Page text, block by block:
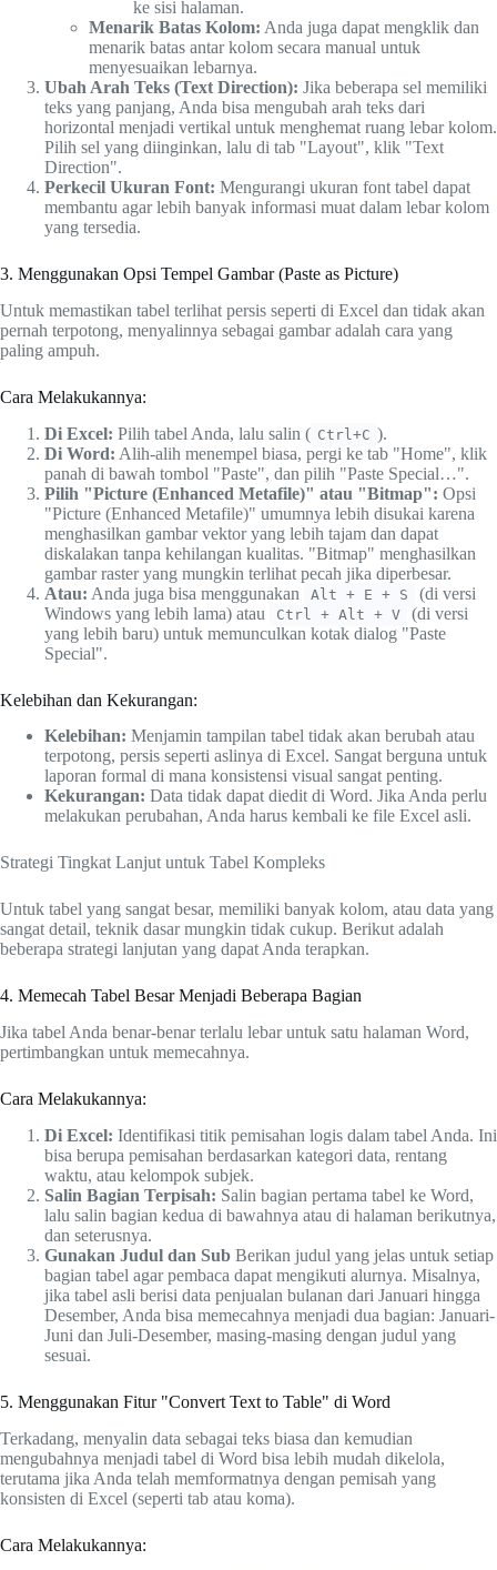
ke sisi halaman.
Menarik Batas Kolom: Anda juga dapat mengklik dan
menarik batas antar kolom secara manual untuk
menyesuaikan lebarnya.
Ubah Arah Teks (Text Direction): Jika beberapa sel memiliki
teks yang panjang, Anda bisa mengubah arah teks dari
horizontal menjadi vertikal untuk menghemat ruang lebar kolom.
Pilih sel yang diinginkan, lalu di tab "Layout", klik "Text
Direction".
Perkecil Ukuran Font: Mengurangi ukuran font tabel dapat
membantu agar lebih banyak informasi muat dalam lebar kolom
yang tersedia.
3. Menggunakan Opsi Tempel Gambar (Paste as Picture)
Untuk memastikan tabel terlihat persis seperti di Excel dan tidak akan
pernah terpotong, menyalinnya sebagai gambar adalah cara yang
paling ampuh.
Cara Melakukannya:
Di Excel: Pilih tabel Anda, lalu salin ( Ctrl+C ).
Di Word: Alih-alih menempel biasa, pergi ke tab "Home", klik
panah di bawah tombol "Paste", dan pilih "Paste Special…".
Pilih "Picture (Enhanced Metafile)" atau "Bitmap": Opsi
"Picture (Enhanced Metafile)" umumnya lebih disukai karena
menghasilkan gambar vektor yang lebih tajam dan dapat
diskalakan tanpa kehilangan kualitas. "Bitmap" menghasilkan
gambar raster yang mungkin terlihat pecah jika diperbesar.
Atau: Anda juga bisa menggunakan Alt + E + S
(di versi
Windows yang lebih lama) atau
Ctrl + Alt + V
(di versi
yang lebih baru) untuk memunculkan kotak dialog "Paste
Special".
Kelebihan dan Kekurangan:
Kelebihan: Menjamin tampilan tabel tidak akan berubah atau
terpotong, persis seperti aslinya di Excel. Sangat berguna untuk
laporan formal di mana konsistensi visual sangat penting.
Kekurangan: Data tidak dapat diedit di Word. Jika Anda perlu
melakukan perubahan, Anda harus kembali ke file Excel asli.
Strategi Tingkat Lanjut untuk Tabel Kompleks
Untuk tabel yang sangat besar, memiliki banyak kolom, atau data yang
sangat detail, teknik dasar mungkin tidak cukup. Berikut adalah
beberapa strategi lanjutan yang dapat Anda terapkan.
4. Memecah Tabel Besar Menjadi Beberapa Bagian
Jika tabel Anda benar-benar terlalu lebar untuk satu halaman Word,
pertimbangkan untuk memecahnya.
Cara Melakukannya:
Di Excel: Identifikasi titik pemisahan logis dalam tabel Anda. Ini
bisa berupa pemisahan berdasarkan kategori data, rentang
waktu, atau kelompok subjek.
Salin Bagian Terpisah: Salin bagian pertama tabel ke Word,
lalu salin bagian kedua di bawahnya atau di halaman berikutnya,
dan seterusnya.
Gunakan Judul dan Sub Berikan judul yang jelas untuk setiap
bagian tabel agar pembaca dapat mengikuti alurnya. Misalnya,
jika tabel asli berisi data penjualan bulanan dari Januari hingga
Desember, Anda bisa memecahnya menjadi dua bagian: Januari-
Juni dan Juli-Desember, masing-masing dengan judul yang
sesuai.
5. Menggunakan Fitur "Convert Text to Table" di Word
Terkadang, menyalin data sebagai teks biasa dan kemudian
mengubahnya menjadi tabel di Word bisa lebih mudah dikelola,
terutama jika Anda telah memformatnya dengan pemisah yang
konsisten di Excel (seperti tab atau koma).
Cara Melakukannya: